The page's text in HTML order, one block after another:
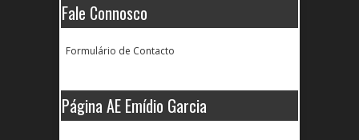
Fale Connosco
Formulário de Contacto
Página AE Emídio Garcia